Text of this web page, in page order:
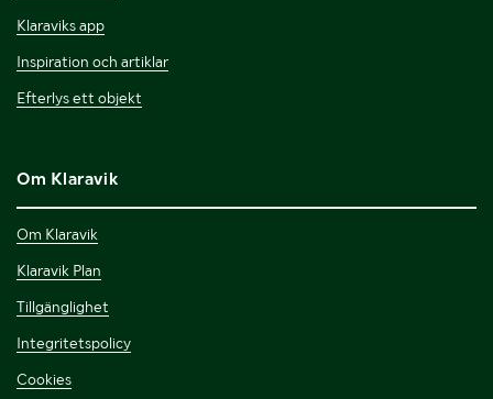
Klaraviks app
Inspiration och artiklar
Efterlys ett objekt
Om Klaravik
Om Klaravik
Klaravik Plan
Tillgänglighet
Integritetspolicy
Cookies